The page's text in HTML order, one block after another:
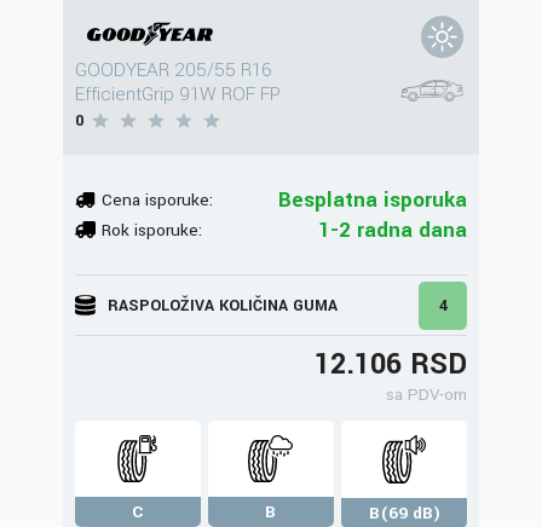
GOODYEAR 205/55 R16
EfficientGrip 91W ROF FP
0
Cena isporuke: Besplatna isporuka
Rok isporuke: 1-2 radna dana
RASPOLOŽIVA KOLIČINA GUMA 4
12.106 RSD
sa PDV-om
C B
B(69 dB)